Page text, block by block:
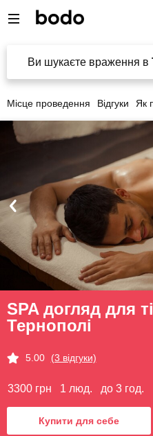
Ви шукаєте враження в
Місце проведення Відгуки Як
SPA догляд для
Тернополі
5.00 (3 відгуки)
3300 грн 1 люд. до 3 год.
Купити для себе